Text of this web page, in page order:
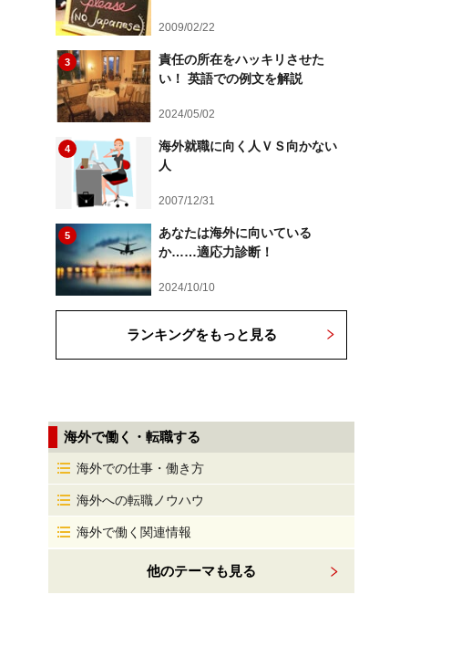
2009/02/22
3
責任の所在をハッキリさせた
い！ 英語での例文を解説
2024/05/02
4
海外就職に向く人ＶＳ向かない
人
2007/12/31
5
あなたは海外に向いている
か……適応力診断！
2024/10/10
ランキングをもっと見る
海外で働く・転職する
海外での仕事・働き方
海外への転職ノウハウ
海外で働く関連情報
他のテーマも見る